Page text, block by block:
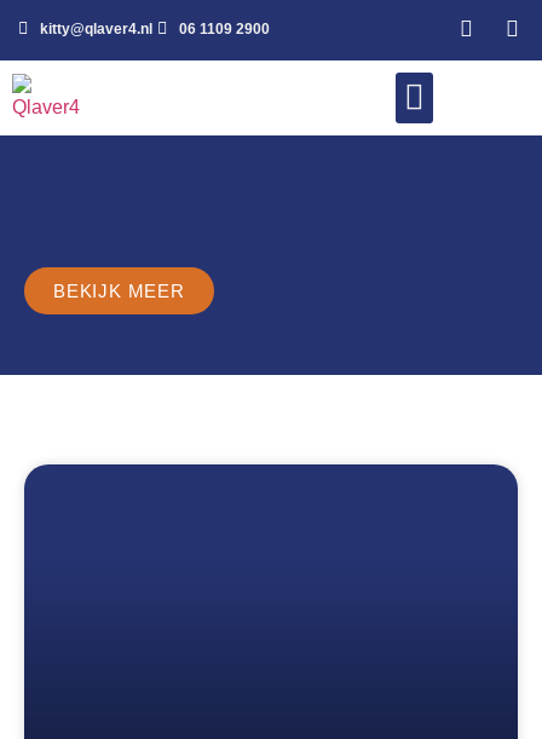
kitty@qlaver4.nl 06 1109 2900
BEKIJK MEER